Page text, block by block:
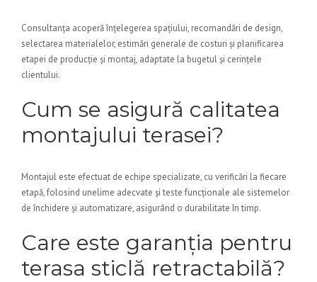
Consultanța acoperă înțelegerea spațiului, recomandări de design,
selectarea materialelor, estimări generale de costuri și planificarea
etapei de producție și montaj, adaptate la bugetul și cerințele
clientului.
Cum se asigură calitatea
montajului terasei?
Montajul este efectuat de echipe specializate, cu verificări la fiecare
etapă, folosind unelime adecvate și teste funcționale ale sistemelor
de închidere și automatizare, asigurând o durabilitate în timp.
Care este garanția pentru
terasa sticlă retractabilă?